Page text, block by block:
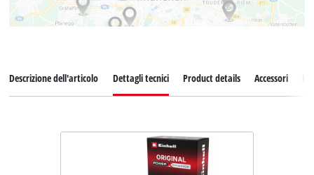
Descrizione dell'articolo Dettagli tecnici Product details Accessori